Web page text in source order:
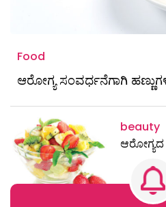
Food
ಆರೋಗ್ಯ ಸಂವರ್ಧನೆಗಾಗಿ
beauty
ಆರೋಗ್ಯದ